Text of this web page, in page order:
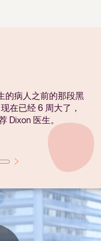
的病人之前的那段黑
在已经 6 周大了，
Dixon 医生。
在阿诺瓦的生育历
她谈到了迪克森医
情心。
了 Anova 团队如何
择合适的生育诊所和
要性。